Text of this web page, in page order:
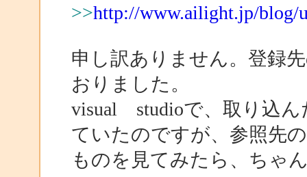
>>http://www.ailight.jp/blog/
申し訳ありません。登録
おりました。
visual studioで、取り込ん
ていたのですが、参照先
ものを見てみたら、ちゃ